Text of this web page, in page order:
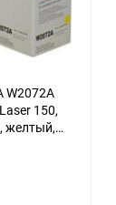
W2072A
150,